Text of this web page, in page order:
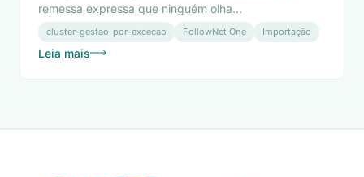
remessa expressa que ninguém olha...
cluster-gestao-por-excecao FollowNet One Importação
Leia mais